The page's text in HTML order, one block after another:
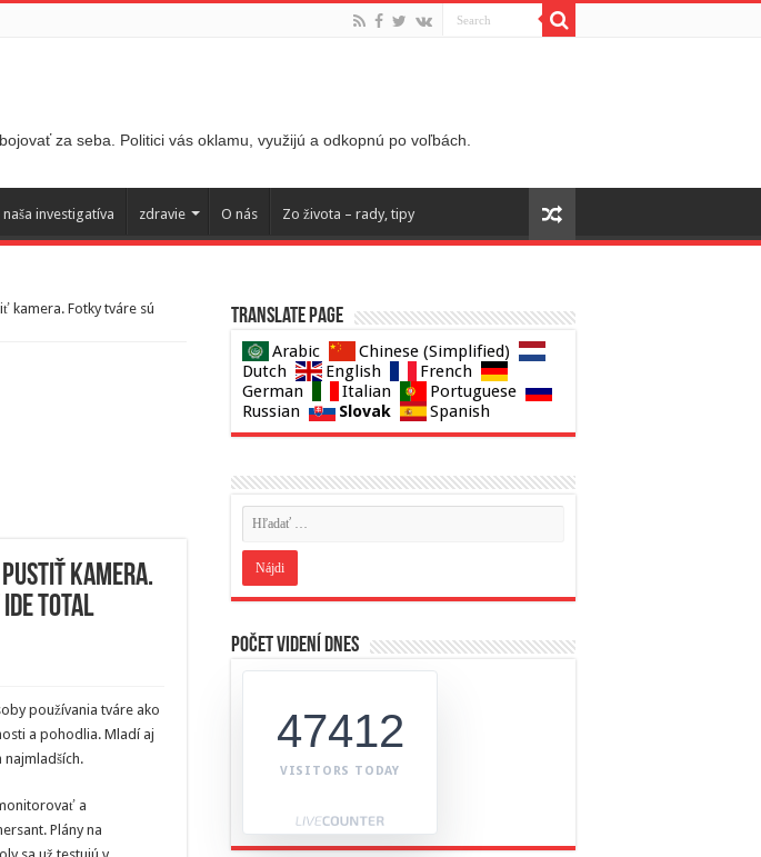
za seba. Politici vás oklamu, využijú a odkopnú po voľbách.
naša investigatíva zdravie O nás Zo života – rady, tipy
kamera. Fotky tváre sú
pustiť kamera.
ide total
používania tváre ako
a pohodlia. Mladí aj
najmladších.
a
Plány na
Translate page
Arabic
Chinese (Simplified)
Dutch
English
French
German
Italian
Portuguese
Russian
Slovak Spanish
Počet videní dnes
47412
VISITORS TODAY